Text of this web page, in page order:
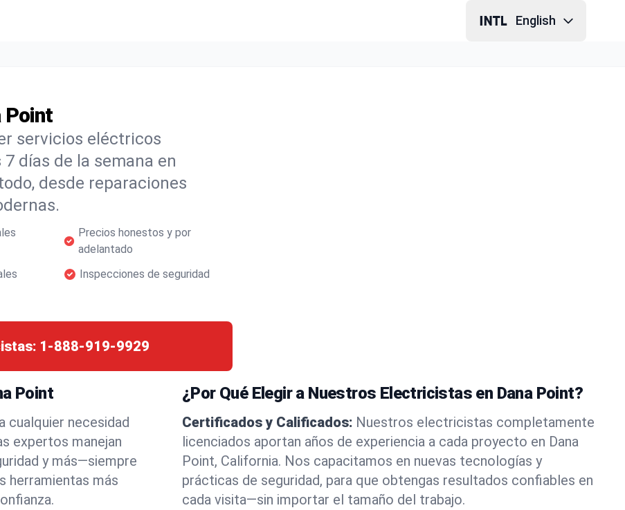
English
Point
servicios eléctricos
días de la semana en
desde reparaciones
Precios honestos y por
adelantado
Inspecciones de seguridad
1-888-919-9929
Point
cualquier necesidad
expertos manejan
y más—siempre
herramientas más
¿Por Qué Elegir a Nuestros Electricistas en Dana Point?
Certificados y Calificados: Nuestros electricistas completamente
licenciados aportan años de experiencia a cada proyecto en Dana
Point, California. Nos capacitamos en nuevas tecnologías y
prácticas de seguridad, para que obtengas resultados confiables en
cada visita—sin importar el tamaño del trabajo.